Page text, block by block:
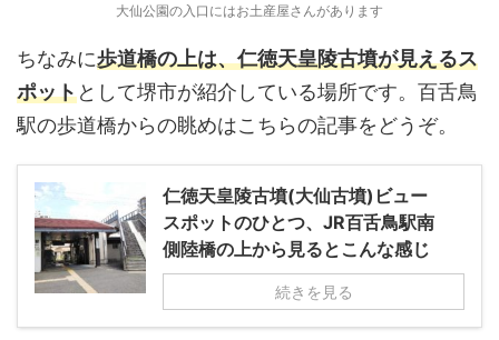
大仙公園の入口にはお土産屋さんがあります
ちなみに歩道橋の上は、仁徳天皇陵古墳が見えるス
ポットとして堺市が紹介している場所です。百舌鳥
駅の歩道橋からの眺めはこちらの記事をどうぞ。
仁徳天皇陵古墳(大仙古墳)ビュー
スポットのひとつ、JR百舌鳥駅南
側陸橋の上から見るとこんな感じ
続きを見る